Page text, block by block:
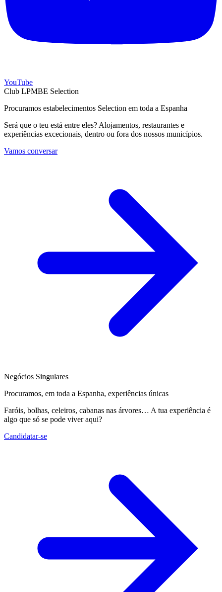
YouTube
Club LPMBE Selection
Procuramos estabelecimentos Selection em toda a Espanha
Será que o teu está entre eles? Alojamentos, restaurantes e
experiências excecionais, dentro ou fora dos nossos municípios.
Vamos conversar
Negócios Singulares
Procuramos, em toda a Espanha, experiências únicas
Faróis, bolhas, celeiros, cabanas nas árvores… A tua experiência é
algo que só se pode viver aqui?
Candidatar-se